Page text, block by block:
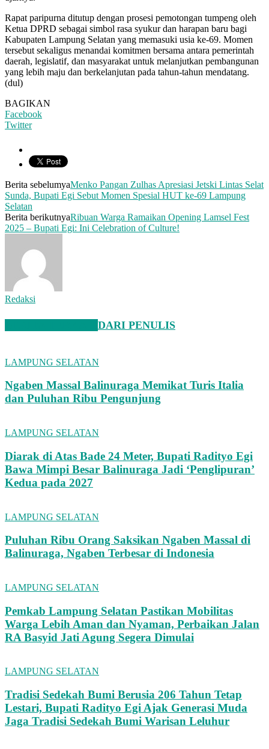
Rapat paripurna ditutup dengan prosesi pemotongan tumpeng oleh
Ketua DPRD sebagai simbol rasa syukur dan harapan baru bagi
Kabupaten Lampung Selatan yang memasuki usia ke-69. Momen
tersebut sekaligus menandai komitmen bersama antara pemerintah
daerah, legislatif, dan masyarakat untuk melanjutkan pembangunan
yang lebih maju dan berkelanjutan pada tahun-tahun mendatang.
(dul)
BAGIKAN
Facebook
Twitter
Berita sebelumyaMenko Pangan Zulhas Apresiasi Jetski Lintas Selat
Sunda, Bupati Egi Sebut Momen Spesial HUT ke-69 Lampung
Selatan
Berita berikutnyaRibuan Warga Ramaikan Opening Lamsel Fest
2025 – Bupati Egi: Ini Celebration of Culture!
Redaksi
DARI PENULIS
LAMPUNG SELATAN
Ngaben Massal Balinuraga Memikat Turis Italia
dan Puluhan Ribu Pengunjung
LAMPUNG SELATAN
Diarak di Atas Bade 24 Meter, Bupati Radityo Egi
Bawa Mimpi Besar Balinuraga Jadi ‘Penglipuran’
Kedua pada 2027
LAMPUNG SELATAN
Puluhan Ribu Orang Saksikan Ngaben Massal di
Balinuraga, Ngaben Terbesar di Indonesia
LAMPUNG SELATAN
Pemkab Lampung Selatan Pastikan Mobilitas
Warga Lebih Aman dan Nyaman, Perbaikan Jalan
RA Basyid Jati Agung Segera Dimulai
LAMPUNG SELATAN
Tradisi Sedekah Bumi Berusia 206 Tahun Tetap
Lestari, Bupati Radityo Egi Ajak Generasi Muda
Jaga Tradisi Sedekah Bumi Warisan Leluhur